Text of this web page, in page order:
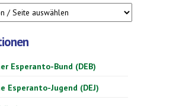
Esperanto-Bund (DEB)
Esperanto-Jugend (DEJ)